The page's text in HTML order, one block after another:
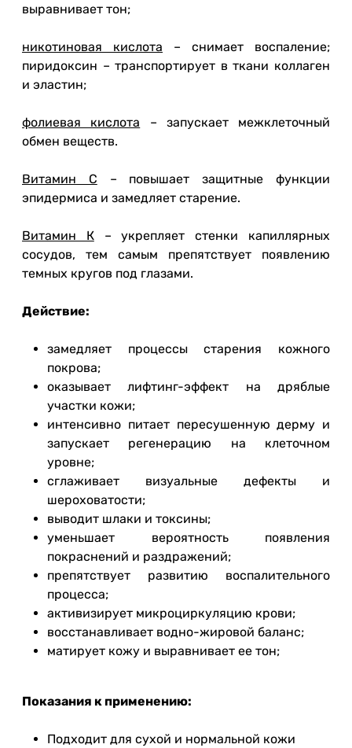
выравнивает тон;
никотиновая кислота – снимает воспаление;
пиридоксин – транспортирует в ткани коллаген
и эластин;
фолиевая кислота – запускает межклеточный
обмен веществ.
Витамин С – повышает защитные функции
эпидермиса и замедляет старение.
Витамин К– укрепляет стенки капиллярных
сосудов, тем самым препятствует появлению
темных кругов под глазами.
Действие:
замедляет процессы старения кожного
покрова;
оказывает лифтинг-эффект на дряблые
участки кожи;
интенсивно питает пересушенную дерму и
запускает регенерацию на клеточном
уровне;
сглаживает визуальные дефекты и
шероховатости;
выводит шлаки и токсины;
уменьшает вероятность появления
покраснений и раздражений;
препятствует развитию воспалительного
процесса;
активизирует микроциркуляцию крови;
восстанавливает водно-жировой баланс;
матирует кожу и выравнивает ее тон;
Показания к применению:
Подходит для сухой и нормальной кожи